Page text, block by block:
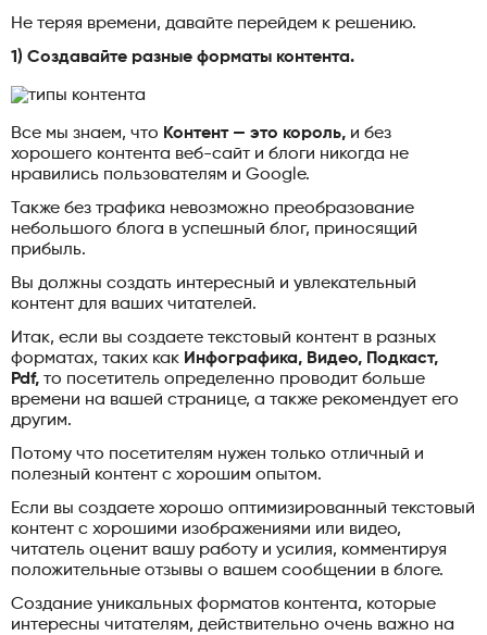
Не теряя времени, давайте перейдем к решению.
1) Создавайте разные форматы контента.
Все мы знаем, что Контент — это король, и без
хорошего контента веб-сайт и блоги никогда не
нравились пользователям и Google.
Также без трафика невозможно преобразование
небольшого блога в успешный блог, приносящий
прибыль.
Вы должны создать интересный и увлекательный
контент для ваших читателей.
Итак, если вы создаете текстовый контент в разных
форматах, таких как Инфографика, Видео, Подкаст,
Pdf, то посетитель определенно проводит больше
времени на вашей странице, а также рекомендует его
другим.
Потому что посетителям нужен только отличный и
полезный контент с хорошим опытом.
Если вы создаете хорошо оптимизированный текстовый
контент с хорошими изображениями или видео,
читатель оценит вашу работу и усилия, комментируя
положительные отзывы о вашем сообщении в блоге.
Создание уникальных форматов контента, которые
интересны читателям, действительно очень важно на